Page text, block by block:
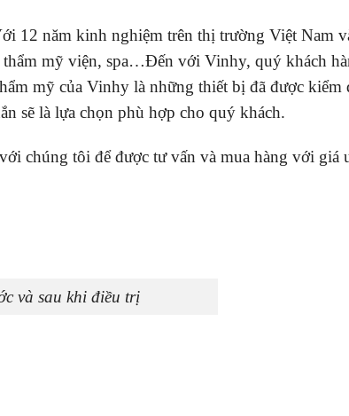
12 năm kinh nghiệm trên thị trường Việt Nam
mỹ viện, spa…Đến với Vinhy, quý khách
mỹ của Vinhy là những thiết bị đã được
sẽ là lựa chọn phù hợp cho quý khách.
chúng tôi để được tư vấn và mua hàng với giá
khi điều trị